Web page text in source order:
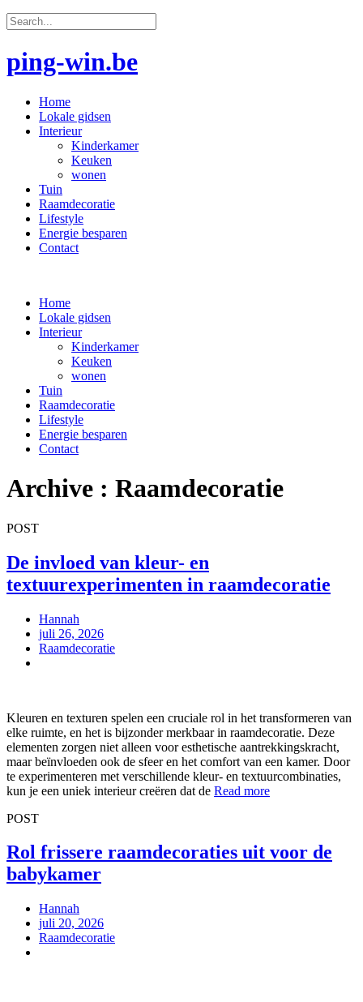
ping-win.be
Home
Lokale gidsen
Interieur
Kinderkamer
Keuken
wonen
Tuin
Raamdecoratie
Lifestyle
Energie besparen
Contact
Home
Lokale gidsen
Interieur
Kinderkamer
Keuken
wonen
Tuin
Raamdecoratie
Lifestyle
Energie besparen
Contact
Archive : Raamdecoratie
POST
De invloed van kleur- en
textuurexperimenten in raamdecoratie
Hannah
juli 26, 2026
Raamdecoratie
Kleuren en texturen spelen een cruciale rol in het transformeren van
elke ruimte, en het is bijzonder merkbaar in raamdecoratie. Deze
elementen zorgen niet alleen voor esthetische aantrekkingskracht,
maar beïnvloeden ook de sfeer en het comfort van een kamer. Door
te experimenteren met verschillende kleur- en textuurcombinaties,
kun je een uniek interieur creëren dat de Read more
POST
Rol frissere raamdecoraties uit voor de
babykamer
Hannah
juli 20, 2026
Raamdecoratie